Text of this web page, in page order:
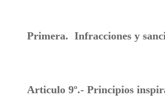
Primera. Infracciones y
Articulo 9º.- Principios